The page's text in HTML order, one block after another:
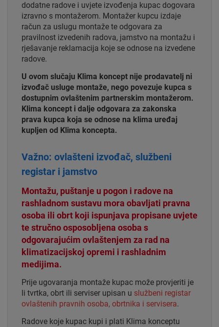
dodatne radove i uvjete izvođenja kupac dogovara
izravno s montažerom. Montažer kupcu izdaje
račun za uslugu montaže te odgovara za
pravilnost izvedenih radova, jamstvo na montažu i
rješavanje reklamacija koje se odnose na izvedene
radove.
U ovom slučaju Klima koncept nije prodavatelj ni
izvođač usluge montaže, nego povezuje kupca s
dostupnim ovlaštenim partnerskim montažerom.
Klima koncept i dalje odgovara za zakonska
prava kupca koja se odnose na klima uređaj
kupljen od Klima koncepta.
Važno: ovlašteni izvođač, službeni
registar i jamstvo
Montažu, puštanje u pogon i radove na
rashladnom sustavu mora obavljati pravna
osoba ili obrt koji ispunjava propisane uvjete
te stručno osposobljena osoba s
odgovarajućim ovlaštenjem za rad na
klimatizacijskoj opremi i rashladnim
medijima.
Prije ugovaranja montaže kupac može provjeriti je
li tvrtka, obrt ili serviser upisan u službeni registar
ovlaštenih pravnih osoba, obrtnika i servisera.
Radove koje kupac kupi i plati Klima konceptu